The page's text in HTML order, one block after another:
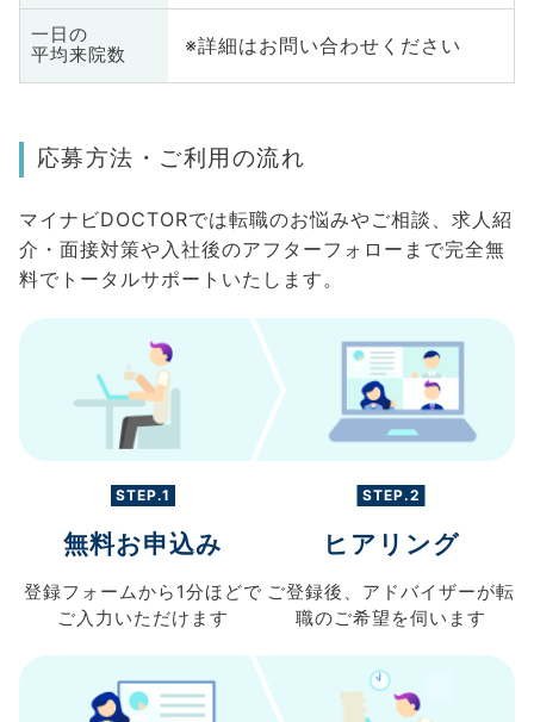
一日の
平均来院数
※詳細はお問い合わせください
応募方法・ご利用の流れ
マイナビDOCTORでは転職のお悩みやご相談、求人紹
介・面接対策や入社後のアフターフォローまで完全無
料でトータルサポートいたします。
STEP.1
無料お申込み
登録フォームから 1分ほどで
ご入力 いただけます
STEP.2
ヒアリング
ご登録後、 アドバイザーが転
職のご希望を伺います